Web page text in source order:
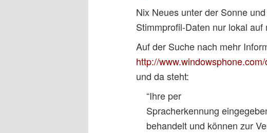
Nix Neues unter der Sonne
Stimmprofil-Daten nur lokal
Auf der Suche nach mehr
http://
und da steht:
“Ihre per
Spracherkennung
behandelt und können zur